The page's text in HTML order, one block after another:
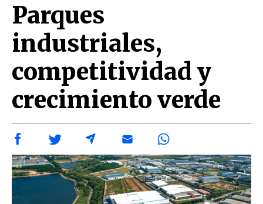
Parques
industriales,
competitividad y
crecimiento verde